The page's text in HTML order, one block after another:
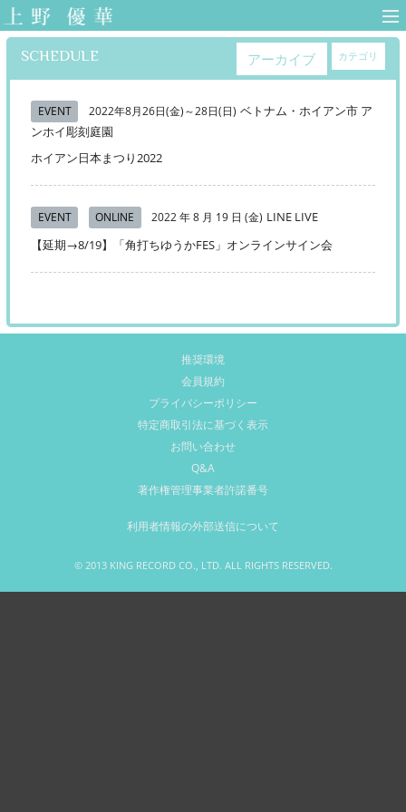
上野優華 オフィ
シャルサイト-
SCHEDULE カテゴリ
アーカイブ
EVENT 2022年8月26日(金)～28日(日) ベトナム・ホイアン市 ア
ンホイ彫刻庭園
ホイアン日本まつり2022
EVENT ONLINE 2022 年 8 月 19 日 (金) LINE LIVE
【延期→8/19】「角打ちゆうかFES」オンラインサイン会
推奨環境
会員規約
プライバシーポリシー
特定商取引法に基づく表示
お問い合わせ
Q&A
著作権管理事業者許諾番号
利用者情報の外部送信について
© 2013 KING RECORD CO., LTD. ALL RIGHTS RESERVED.